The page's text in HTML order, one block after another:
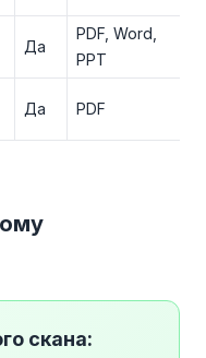
Да
PDF, Word,
PPT
Да PDF
скана: